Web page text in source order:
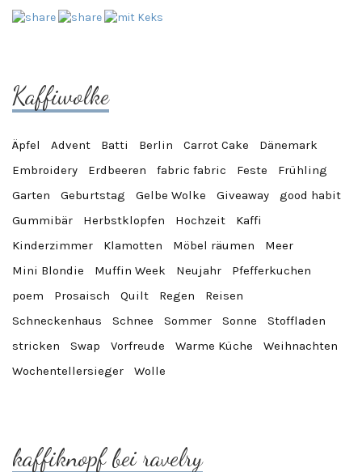
Kaffiwolke
Äpfel Advent Batti Berlin Carrot Cake
Dänemark
Embroidery
Erdbeeren fabric fabric Feste
Frühling
Garten
Geburtstag Gelbe Wolke Giveaway
good habit
Gummibär
Herbstklopfen Hochzeit
Kaffi
Kinderzimmer
Klamotten Möbel räumen
Meer
Mini Blondie
Muffin Week Neujahr
Pfefferkuchen
poem
Prosaisch Quilt Regen
Reisen
Schneckenhaus
Schnee Sommer Sonne
Stoffladen
stricken
Swap Vorfreude Warme Küche
Weihnachten
Wochentellersieger
Wolle
kaffiknopf bei ravelry